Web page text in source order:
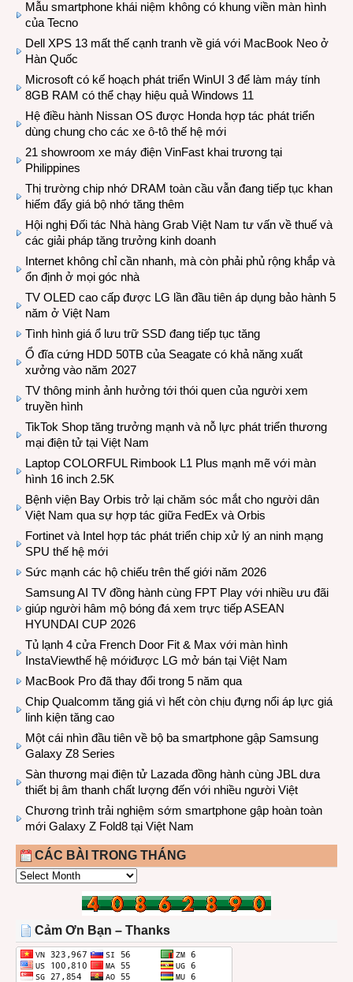
Mẫu smartphone khái niệm không có khung viền màn hình
của Tecno
Dell XPS 13 mất thế cạnh tranh về giá với MacBook Neo ở
Hàn Quốc
Microsoft có kế hoạch phát triển WinUI 3 để làm máy tính
8GB RAM có thể chạy hiệu quả Windows 11
Hệ điều hành Nissan OS được Honda hợp tác phát triển
dùng chung cho các xe ô-tô thế hệ mới
21 showroom xe máy điện VinFast khai trương tại
Philippines
Thị trường chip nhớ DRAM toàn cầu vẫn đang tiếp tục khan
hiếm đẩy giá bộ nhớ tăng thêm
Hội nghị Đối tác Nhà hàng Grab Việt Nam tư vấn về thuế và
các giải pháp tăng trưởng kinh doanh
Internet không chỉ cần nhanh, mà còn phải phủ rộng khắp và
ổn định ở mọi góc nhà
TV OLED cao cấp được LG lần đầu tiên áp dụng bảo hành 5
năm ở Việt Nam
Tình hình giá ổ lưu trữ SSD đang tiếp tục tăng
Ổ đĩa cứng HDD 50TB của Seagate có khả năng xuất
xưởng vào năm 2027
TV thông minh ảnh hưởng tới thói quen của người xem
truyền hình
TikTok Shop tăng trưởng mạnh và nỗ lực phát triển thương
mại điện tử tại Việt Nam
Laptop COLORFUL Rimbook L1 Plus mạnh mẽ với màn
hình 16 inch 2.5K
Bệnh viện Bay Orbis trở lại chăm sóc mắt cho người dân
Việt Nam qua sự hợp tác giữa FedEx và Orbis
Fortinet và Intel hợp tác phát triển chip xử lý an ninh mạng
SPU thế hệ mới
Sức mạnh các hộ chiếu trên thế giới năm 2026
Samsung AI TV đồng hành cùng FPT Play với nhiều ưu đãi
giúp người hâm mộ bóng đá xem trực tiếp ASEAN
HYUNDAI CUP 2026
Tủ lạnh 4 cửa French Door Fit & Max với màn hình
InstaViewthế hệ mớiđược LG mở bán tại Việt Nam
MacBook Pro đã thay đổi trong 5 năm qua
Chip Qualcomm tăng giá vì hết còn chịu đựng nổi áp lực giá
linh kiện tăng cao
Một cái nhìn đầu tiên về bộ ba smartphone gập Samsung
Galaxy Z8 Series
Sàn thương mại điện tử Lazada đồng hành cùng JBL dưa
thiết bị âm thanh chất lượng đến với nhiều người Việt
Chương trình trải nghiệm sớm smartphone gập hoàn toàn
mới Galaxy Z Fold8 tại Việt Nam
CÁC BÀI TRONG THÁNG
CÁC
THÁNG
Cảm Ơn Bạn – Thanks